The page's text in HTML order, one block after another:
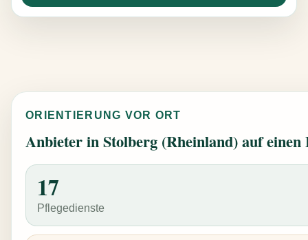
ORIENTIERUNG VOR ORT
Anbieter in Stolberg (Rheinland) auf
17
Pflegedienste